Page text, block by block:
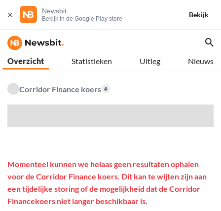
Newsbit
Bekijk in de Google Play store
Bekijk
Overzicht Statistieken Uitleg Nieuws
Corridor Finance koers #
Momenteel kunnen we helaas geen resultaten ophalen
voor de Corridor Finance koers. Dit kan te wijten zijn aan
een tijdelijke storing of de mogelijkheid dat de Corridor
Financekoers niet langer beschikbaar is.